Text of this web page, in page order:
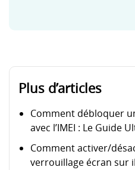
Plus d’articles
Comment débloquer
avec l’IMEI : Le Guide
Comment activer/
verrouillage écran sur